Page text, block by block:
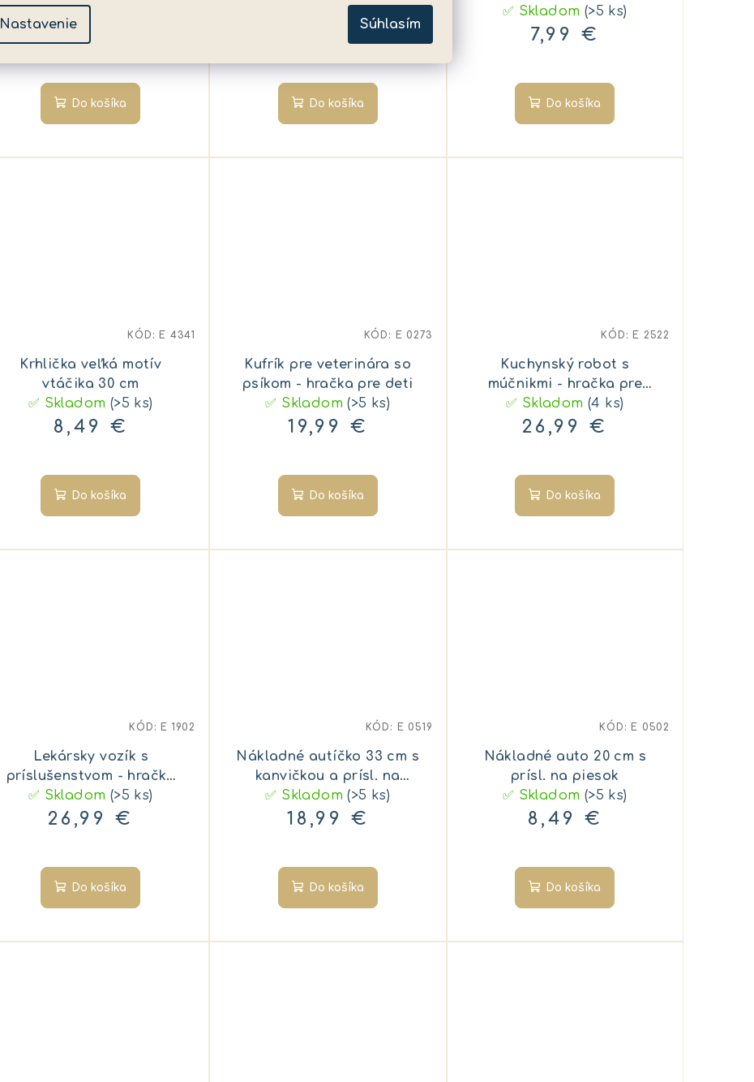
Nastavenie Súhlasím
✅ Skladom
7,99 €
Do košíka
(>5 ks)
4,19 €
Do košíka
✅ Skladom (>5 ks)
7,99 €
Do košíka
Krhlička veľká motív
vtáčika 30 cm
✅ Skladom (>5 ks)
8,49 €
Do košíka
KÓD: E 4341
Kufrík pre veterinára so
psíkom - hračka pre deti
✅ Skladom(>5 ks)
19,99 €
Do košíka
KÓD: E 0273
Kuchynský robot s
múčnikmi - hračka pre
deti
✅ Skladom(4 ks)
26,99 €
Do košíka
KÓD: E 2522
Lekársky vozík s
príslušenstvom - hračka
pre deti
✅ Skladom (>5 ks)
26,99 €
Do košíka
KÓD: E 1902
Nákladné autíčko 33 cm s
kanvičkou a prísl. na
piesok
✅ Skladom(>5 ks)
18,99 €
Do košíka
KÓD: E 0519
Nákladné auto 20 cm s
prísl. na piesok
✅ Skladom (>5 ks)
8,49 €
Do košíka
KÓD: E 0502